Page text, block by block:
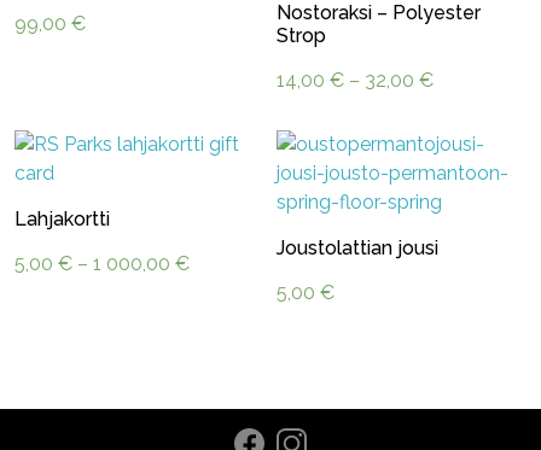
99,00 €
Nostoraksi – Polyester
Strop
14,00 € – 32,00 €Hintaluokka:
-
32,00 €
Lahjakortti
5,00 € – 1 000,00 €Hintaluokka:
Joustolattian jousi
5,00 €